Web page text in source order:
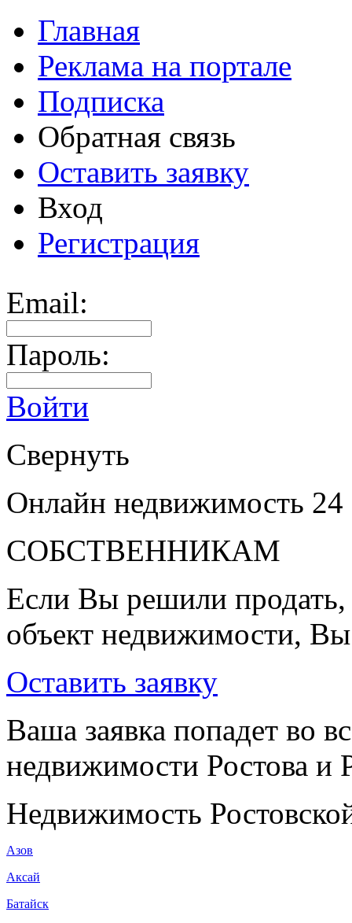
Главная
Реклама на портале
Подписка
Обратная связь
Оставить заявку
Вход
Регистрация
Email:
Пароль:
Войти
Свернуть
Онлайн недвижимость 24
СОБСТВЕННИКАМ
Если Вы решили продать,
объект недвижимости,
Оставить заявку
Ваша заявка попадет во
недвижимости Ростова и
Недвижимость
Азов
Аксай
Батайск